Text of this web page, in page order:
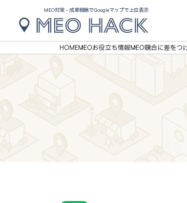
MEO対策 - 成果報酬でGoogleマップで上位表示
HOMEMEOお役立ち情報MEO競合に差をつ